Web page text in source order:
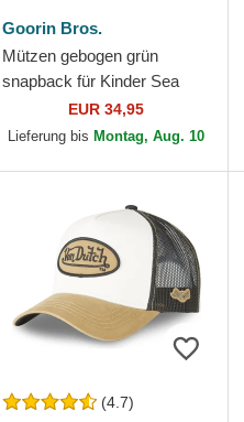
Goorin Bros.
Mützen gebogen grün
snapback für Kinder Sea
Monster The Farm Goorin
Bros.
EUR 34,95
Lieferung bis Montag, Aug. 10
(4.7)